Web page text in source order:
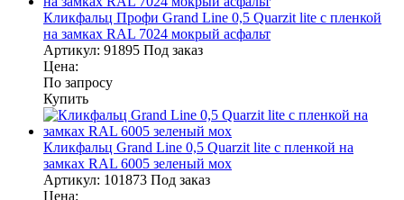
Кликфальц Профи Grand Line 0,5 Quarzit lite с пленкой
на замках RAL 7024 мокрый асфальт
Артикул: 91895 Под заказ
Цена:
По запросу
Купить
Кликфальц Grand Line 0,5 Quarzit lite с пленкой на
замках RAL 6005 зеленый мох
Артикул: 101873 Под заказ
Цена: